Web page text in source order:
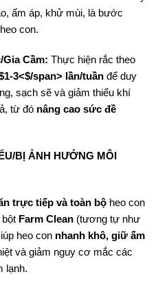
ấm áp, khử mùi, là bước
con.
Cầm: Thực hiện rắc theo
3<$/span> lần/tuầnđể duy
sạch sẽ và giảm thiểu khí
từ đó nâng cao sức đề
BỊ ẢNH HƯỞNG MÔI
trực tiếp và toàn bộheo con
Farm Clean(tương tự như
heo con nhanh khô, giữ ấm
và giảm nguy cơ mắc các
lạnh.